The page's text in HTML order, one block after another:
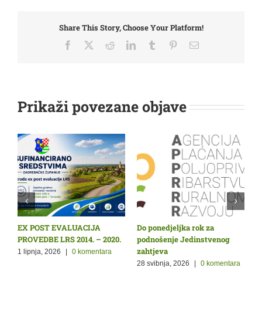
Share This Story, Choose Your Platform!
Facebook RedditLinkedInTumblr PinterestEmail:
Prikaži povezane objave
EX POST EVALUACIJA
PROVEDBE LRS 2014. – 2020.
1 lipnja, 2026 | 0 komentara
Do ponedjeljka rok za
podnošenje Jedinstvenog
zahtjeva
28 svibnja, 2026 | 0 komentara